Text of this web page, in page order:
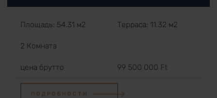
Площадь: 54.31 м2 Терраса: 11.32 м2
2 Комната
цена брутто 99 500 000 Ft
ПОДРОБНОСТИ